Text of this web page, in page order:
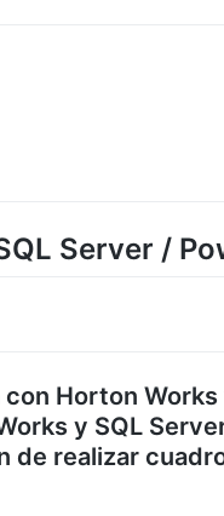
Server /
Horton
y SQL
realizar